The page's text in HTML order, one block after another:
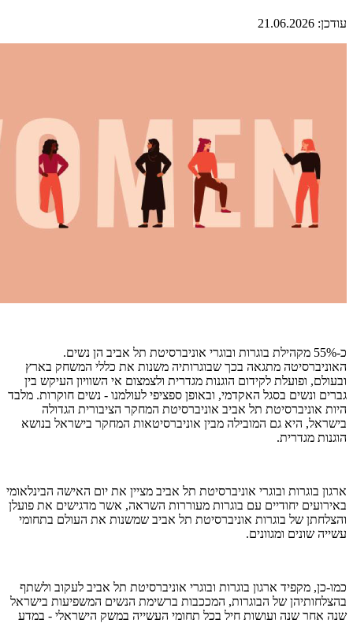
עודכן: 21.06.2026
כ-55% מקהילת בוגרות ובוגרי אוניברסיטת תל אביב הן נשים.
האוניברסיטה מתגאה בכך שבוגרותיה משנות את כללי המשחק בארץ
ובעולם, ופועלת לקידום הוגנות מגדרית ולצמצום אי השוויון העיקש בין
גברים ונשים בסגל האקדמי, ובאופן ספציפי לעולמנו - נשים חוקרות. מלבד
היות אוניברסיטת תל אביב אוניברסיטת המחקר הציבורית הגדולה
בישראל, היא גם המובילה מבין אוניברסיטאות המחקר בישראל בנושא
הוגנות מגדרית.
ארגון בוגרות ובוגרי אוניברסיטת תל אביב מציין את יום האישה הבינלאומי
באירועים יחודיים עם בוגרות מעוררות השראה, אשר מדגישים את פועלן
והצלחתן של בוגרות אוניברסיטת תל אביב שמשנות את העולם בתחומי
עשייה שונים ומגוונים.
כמו-כן, מקפיד ארגון בוגרות ובוגרי אוניברסיטת תל אביב לעקוב ולשתף
בהצלחותיהן של הבוגרות, המככבות ברשימת הנשים המשפיעות בישראל
שנה אחר שנה ועושות חיל בכל תחומי העשייה במשק הישראלי - במדע